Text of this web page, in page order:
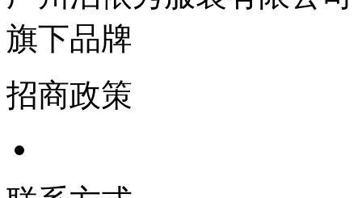
旗下品牌
招商政策